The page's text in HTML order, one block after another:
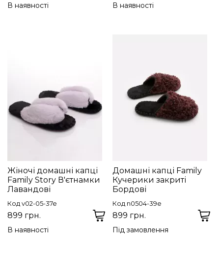
В наявності В наявності
Жіночі домашні капці
Family Story В'єтнамки
Лавандові
Код v02-05-37e
899 грн.
В наявності
Домашні капці Family
Кучерики закриті
Бордові
Код n0504-39e
899 грн.
Під замовлення